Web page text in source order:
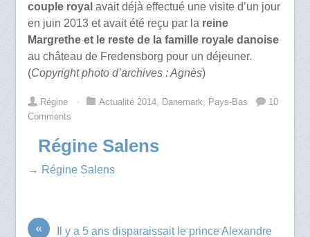
couple royal avait déjà effectué une visite d’un jour
en juin 2013 et avait été reçu par la reine
Margrethe et le reste de la famille royale danoise
au château de Fredensborg pour un déjeuner.
(Copyright photo d’archives : Agnès)
Régine ⋅ Actualité 2014, Danemark, Pays-Bas
10
Comments
Régine Salens
→ Régine Salens
«
Il y a 5 ans disparaissait le prince Alexandre